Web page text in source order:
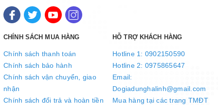
chi phí cho mọi gia đình.
CHÍNH SÁCH MUA HÀNG
Chính sách thanh toán
Chính sách bảo hành
Chính sách vận chuyển, giao
nhận
Chính sách đổi trả và hoàn tiền
HỖ TRỢ KHÁCH HÀNG
Hotline 1: 0902150590
Hotline 2: 0975865647
Email:
Dogiadunghalinh@gmail.com
Mua hàng tại các trang TMĐT